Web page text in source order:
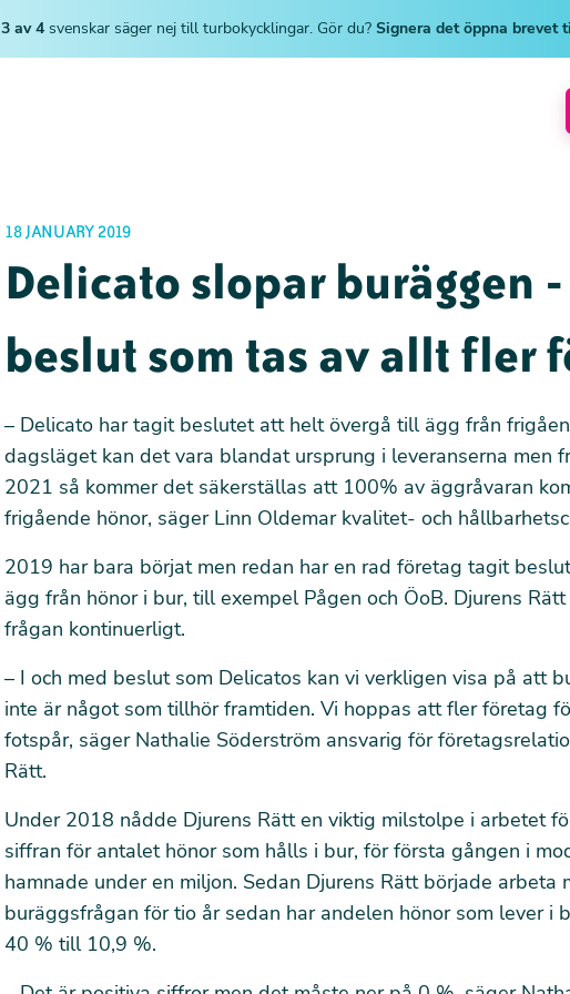
3 av 4 svenskar säger nej till turbokycklingar. Gör du? Signera det öppna
18 JANUARY 2019
Delicato slopar buräggen
beslut som tas av allt fler
– Delicato har tagit beslutet att helt övergå till ägg från
dagsläget kan det vara blandat ursprung i leveranserna men
2021 så kommer det säkerställas att 100% av äggråvaran
frigående hönor, säger Linn Oldemar kvalitet- och
2019 har bara börjat men redan har en rad företag tagit
ägg från hönor i bur, till exempel Pågen och ÖoB. Djurens
frågan kontinuerligt.
– I och med beslut som Delicatos kan vi verkligen visa på att
inte är något som tillhör framtiden. Vi hoppas att fler företag
fotspår, säger Nathalie Söderström ansvarig för
Rätt.
Under 2018 nådde Djurens Rätt en viktig milstolpe i arbetet
siffran för antalet hönor som hålls i bur, för första gången i
hamnade under en miljon. Sedan Djurens Rätt började arbeta
buräggsfrågan för tio år sedan har andelen hönor som lever i
40 % till 10,9 %.